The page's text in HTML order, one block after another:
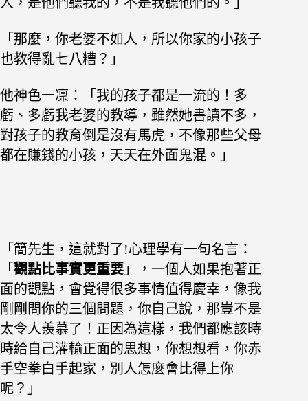
「那麼，你老婆不如人，所以你家的小孩子
也教得亂七八糟？」
他神色一凜：「我的孩子都是一流的！多
虧、多虧我老婆的教導， 雖然她書讀不多，
對孩子的教育倒是沒有馬虎，不像那些父母
都在賺錢的小孩，天天在外面鬼混。」
「簡先生，這就對了!心理學有一句名言：
「 觀點比事實更重要 」， 一個人如果抱著正
面的觀點，會覺得很多事情值得慶幸，像我
剛剛問你的三個問題， 你自己說，那豈不是
太令人羨慕了！正因為這樣，我們都應該時
時給自己灌輸正面的思想， 你想想看，你赤
手空拳白手起家，別人怎麼會比得上你
呢？」